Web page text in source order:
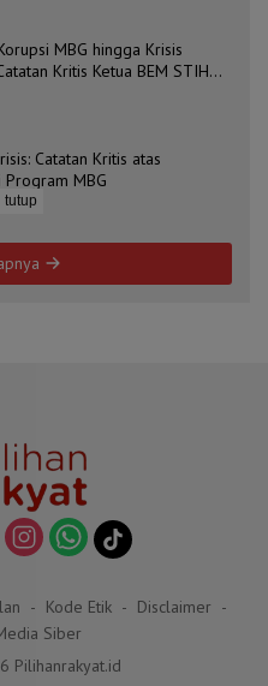
MBG hingga Krisis
Kritis Ketua BEM STIH
Catatan Kritis atas
MBG
Kode Etik
Disclaimer
Siber
Pilihanrakyat.id
tutup